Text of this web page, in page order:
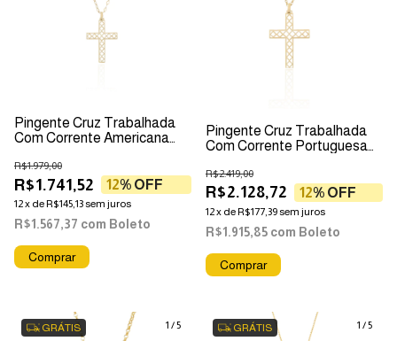
Pingente Cruz Trabalhada
Com Corrente Americana
R$1.741,52
R$1.979,00
12% OFF
12x deR$145,13sem juros
R$1.567,37 com Boleto
Pingente Cruz Trabalhada
Com Corrente Portuguesa
R$2.128,72
R$2.419,00
12% OFF
12x deR$177,39sem juros
R$1.915,85 com Boleto
1 /5
GRÁTIS 1 /5
GRÁTIS